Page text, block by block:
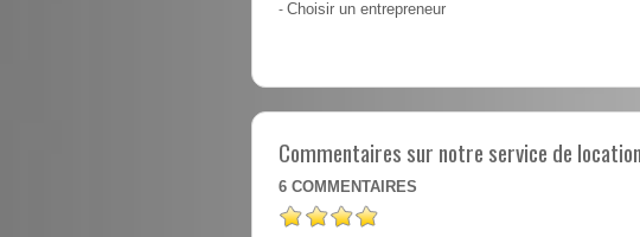
- Choisir un entrepreneur
Commentaires sur notre service de
6 COMMENTAIRES